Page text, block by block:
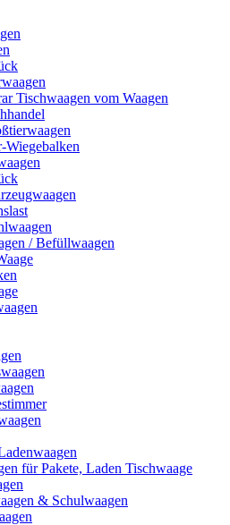
Tischwaagen vom Waagen
Wiegebalken
/ Befüllwaagen
für Pakete, Laden Tischwaage
& Schulwaagen